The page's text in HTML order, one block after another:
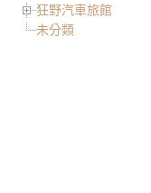
狂野汽車旅館
未分類